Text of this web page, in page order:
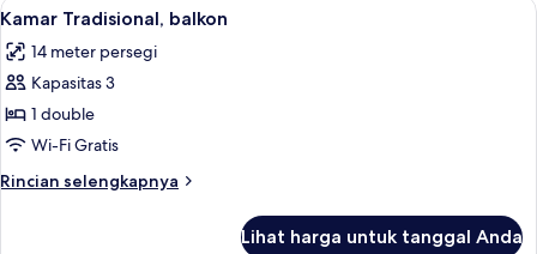
semua
foto
untuk
Kamar
Tradisional,
balkon
8
Kamar Tradisional, balkon
14 meter persegi
Kapasitas 3
1 double
Wi-Fi Gratis
Rincian selengkapnya
Rincian
Lihat harga untuk tanggal Anda